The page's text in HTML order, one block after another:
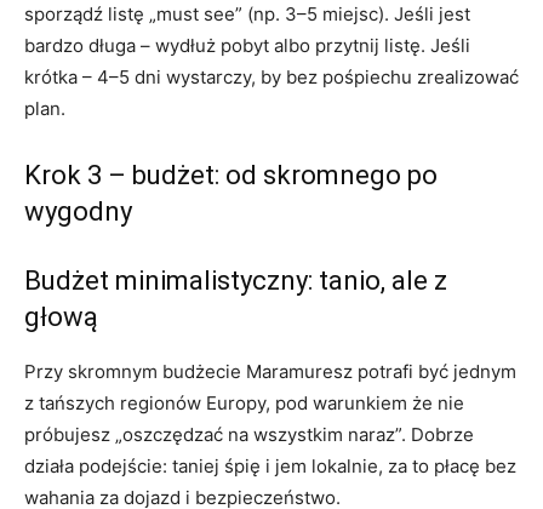
sporządź listę „must see” (np. 3–5 miejsc). Jeśli jest
bardzo długa – wydłuż pobyt albo przytnij listę. Jeśli
krótka – 4–5 dni wystarczy, by bez pośpiechu zrealizować
plan.
Krok 3 – budżet: od skromnego po
wygodny
Budżet minimalistyczny: tanio, ale z
głową
Przy skromnym budżecie Maramuresz potrafi być jednym
z tańszych regionów Europy, pod warunkiem że nie
próbujesz „oszczędzać na wszystkim naraz”. Dobrze
działa podejście: taniej śpię i jem lokalnie, za to płacę bez
wahania za dojazd i bezpieczeństwo.